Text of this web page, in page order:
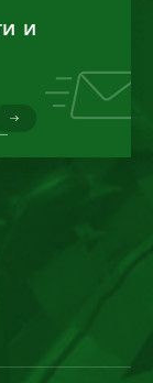
и